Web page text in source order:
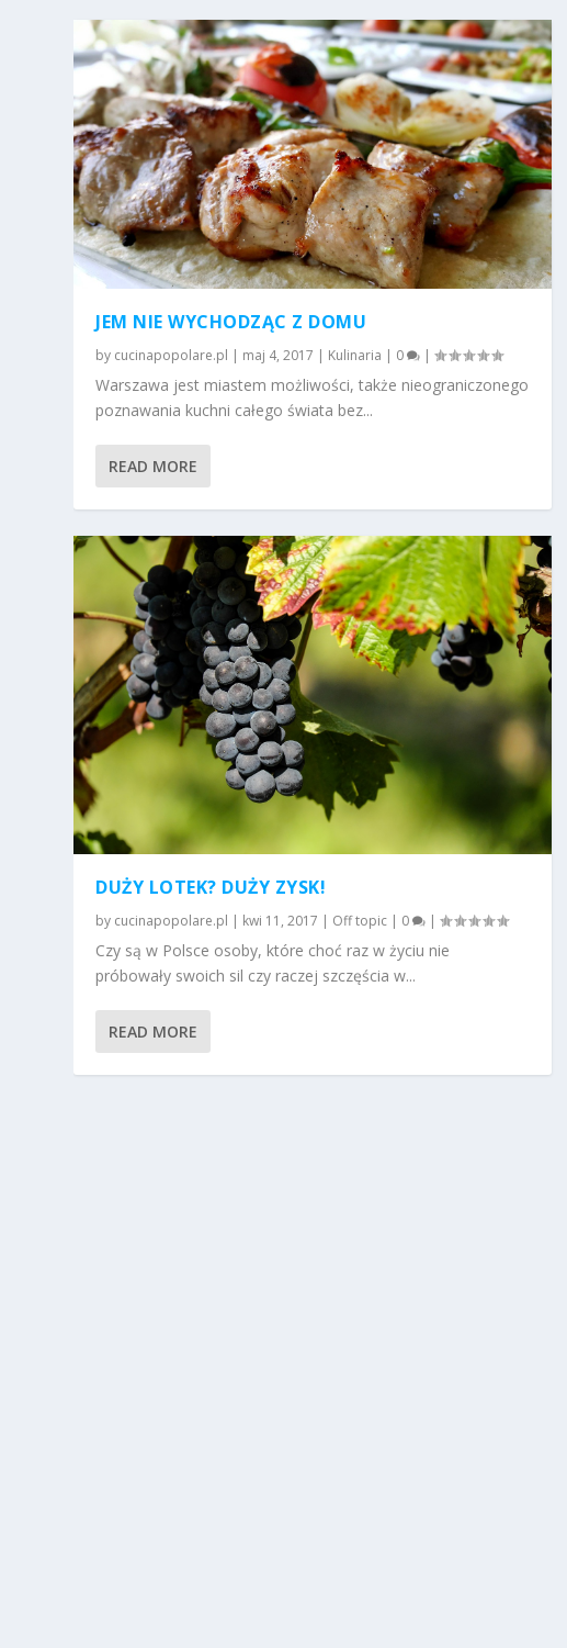
JEM NIE WYCHODZĄC Z DOMU
by cucinapopolare.pl | maj 4, 2017 | Kulinaria | 0 |
Warszawa jest miastem możliwości, także nieograniczonego
poznawania kuchni całego świata bez...
READ MORE
DUŻY LOTEK? DUŻY ZYSK!
by cucinapopolare.pl | kwi 11, 2017 | Off topic | 0 |
Czy są w Polsce osoby, które choć raz w życiu nie
próbowały swoich sil czy raczej szczęścia w...
READ MORE